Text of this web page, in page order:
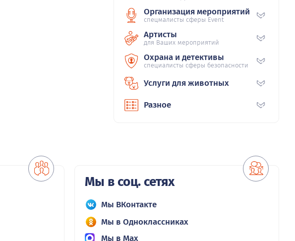
Организация мероприятий
спецмалисты сферы Event
Артисты
для Ваших мероприятий
Охрана и детективы
специалисты сферы безопасности
Услуги для животных
Разное
Мы в соц. сетях
Мы ВКонтакте
Мы в Одноклассниках
Мы в Max